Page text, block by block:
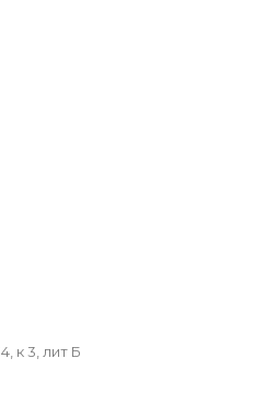
к 3, лит Б